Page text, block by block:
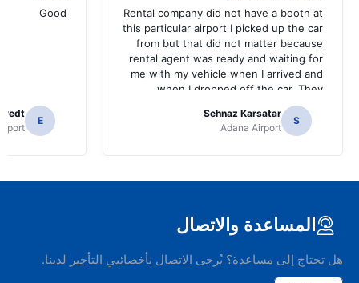
Rental company did not have a booth at
this particular airport I picked up the car
from but that did not matter because
rental agent was ready and waiting for
me with my vehicle when I arrived and
when I dropped off the car. They
allowed a 2nd driver without extra
charge. They made it very easy for me
and agent was extremely pleasant,
S
Sehnaz Karsatar
Adana Airport
Good
E
المساعدة والاتصال
هل تحتاج إلى مساعدة؟ يُرجى الاتصال بأخصائيي التأجير لدينا.